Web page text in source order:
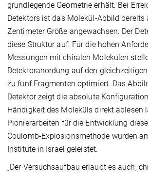
grundlegende Geometrie erhält. Bei
Detektors ist das Molekül-Abbild bereits
Zentimeter Größe angewachsen. Der
diese Struktur auf. Für die hohen
Messungen mit chiralen Molekülen
Detektoranordung auf den
zu fünf Fragmenten optimiert. Das
Detektor zeigt die absolute
Händigkeit des Moleküls direkt ablesen
Pionierarbeiten für die Entwicklung
Coulomb-Explosionsmethode wurden
Institute in Israel geleistet.
„Der Versuchsaufbau erlaubt es auch,